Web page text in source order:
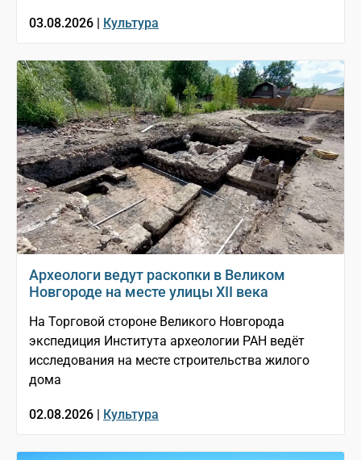
03.08.2026 | Культура
Археологи ведут раскопки в Великом
Новгороде на месте улицы XII века
На Торговой стороне Великого Новгорода
экспедиция Института археологии РАН ведёт
исследования на месте строительства жилого
дома
02.08.2026 | Культура